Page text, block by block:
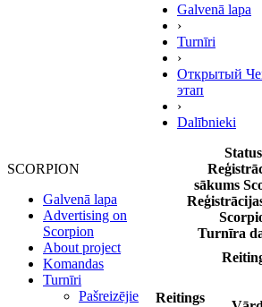
SCORPION
Galvenā lapa
Advertising on
Scorpion
About project
Komandas
Turnīri
Pašreizējie
Galvenā lapa
›
Turnīri
›
Открытый
этап
›
Dalībnieki
sākums
Turnīra
Reitings